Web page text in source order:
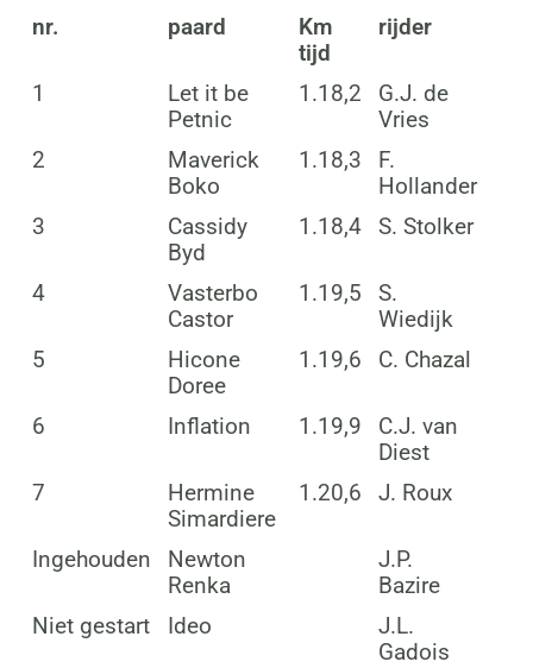
nr. paard
Km
tijd
rijder
1
Let it be
Petnic
1.18,2
G.J. de
Vries
2
Maverick
Boko
1.18,3
F.
Hollander
3
Cassidy
Byd
1.18,4 S. Stolker
4
Vasterbo
Castor
1.19,5
S.
Wiedijk
5
Hicone
Doree
1.19,6 C. Chazal
6 Inflation 1.19,9
C.J. van
Diest
7
Hermine
Simardiere
1.20,6 J. Roux
Ingehouden
Newton
Renka
J.P.
Bazire
Niet gestart
Ideo
J.L.
Gadois